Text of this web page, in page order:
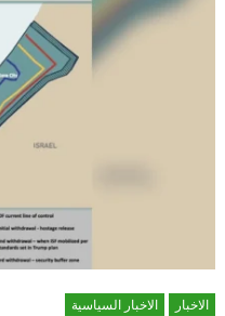
الاخبار الاخبار السياسية